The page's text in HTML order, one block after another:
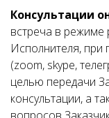
Консультации
встреча в режиме
Исполнителя,
(zoom, skype,
целью передачи
консультации, а